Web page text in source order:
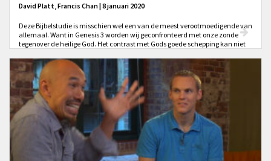
David Platt, Francis Chan | 8 januari 2020
Deze Bijbelstudie is misschien wel een van de meest verootmoedigende van
allemaal. Want in Genesis 3 worden wij geconfronteerd met onze zonde
tegenover de heilige God. Het contrast met Gods goede schepping kan niet
nu staan we echter oog in oog met onze zondigheid, en met de gevolgen van
de zonde in een gevallen wereld. En dat kan op allerlei verschillende
manieren tot uiting komen, ook in het onderlinge gesprek met elkaar.